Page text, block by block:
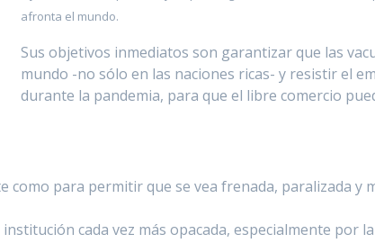
afronta el mundo.
Sus objetivos inmediatos son garantizar que las
mundo -no sólo en las naciones ricas- y resistir el
durante la pandemia, para que el libre comercio
como para permitir que se vea frenada, paralizada y
cada vez más opacada, especialmente por